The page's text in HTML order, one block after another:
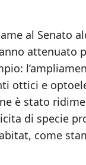
al Senato
attenuato
ottici e
è stato
di specie
come